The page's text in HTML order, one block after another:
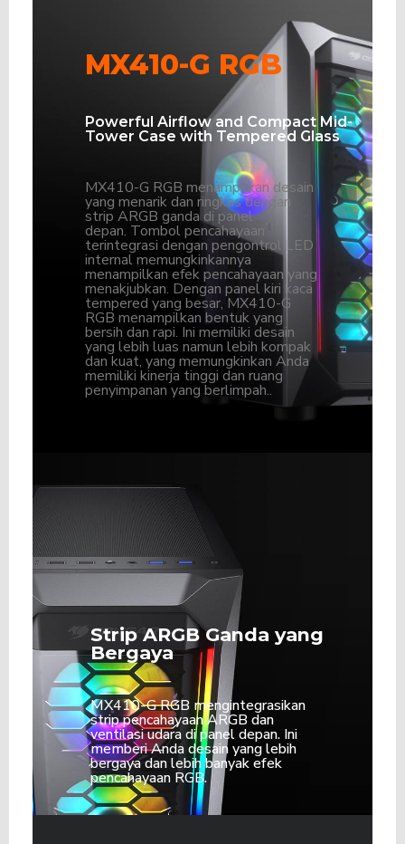
MX410-G RGB
Powerful Airflow and Compact Mid-
Tower Case with Tempered Glass
MX410-G RGB menampilkan desain
yang menarik dan ringkas dengan
strip ARGB ganda di panel
depan. Tombol pencahayaan
terintegrasi dengan pengontrol LED
internal memungkinkannya
menampilkan efek pencahayaan yang
menakjubkan. Dengan panel kiri kaca
tempered yang besar, MX410-G
RGB menampilkan bentuk yang
bersih dan rapi. Ini memiliki desain
yang lebih luas namun lebih kompak
dan kuat, yang memungkinkan Anda
memiliki kinerja tinggi dan ruang
penyimpanan yang berlimpah..
Strip ARGB Ganda yang
Bergaya
MX410-G RGB mengintegrasikan
strip pencahayaan ARGB dan
ventilasi udara di panel depan. Ini
memberi Anda desain yang lebih
bergaya dan lebih banyak efek
pencahayaan RGB.